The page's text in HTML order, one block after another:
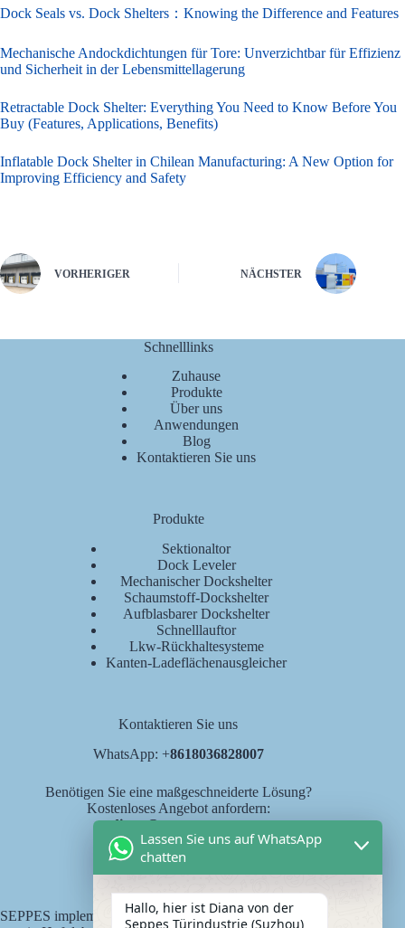
Dock Seals vs. Dock Shelters：Knowing the Difference and Features
Mechanische Andockdichtungen für Tore: Unverzichtbar für Effizienz
und Sicherheit in der Lebensmittellagerung
Retractable Dock Shelter: Everything You Need to Know Before You
Buy (Features, Applications, Benefits)
Inflatable Dock Shelter in Chilean Manufacturing: A New Option for
Improving Efficiency and Safety
VORHERIGER NÄCHSTER
Schnelllinks
Zuhause
Produkte
Über uns
Anwendungen
Blog
Kontaktieren Sie uns
Produkte
Sektionaltor
Dock Leveler
Mechanischer Dockshelter
Schaumstoff-Dockshelter
Aufblasbarer Dockshelter
Schnelllauftor
Lkw-Rückhaltesysteme
Kanten-Ladeflächenausgleicher
Kontaktieren Sie uns
WhatsApp: +8618036828007
Benötigen Sie eine maßgeschneiderte Lösung?
Kostenloses Angebot anfordern:
diana@seppes.com.cn
SEPPES implementiert den neuen Industriestandard "eine Tür,
Lassen Sie uns auf WhatsApp
chatten
Hallo, hier ist Diana von der
Seppes Türindustrie (Suzhou)